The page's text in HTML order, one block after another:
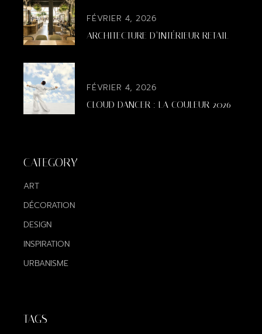
FÉVRIER 4, 2026
ARCHITECTURE D’INTÉRIEUR RETAIL
FÉVRIER 4, 2026
CLOUD DANCER : LA COULEUR 2026
CATEGORY
ART
DÉCORATION
DESIGN
INSPIRATION
URBANISME
TAGS